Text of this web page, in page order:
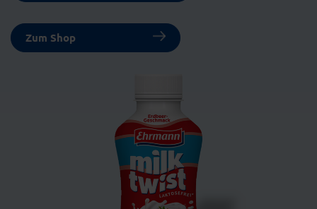
Zum Shop